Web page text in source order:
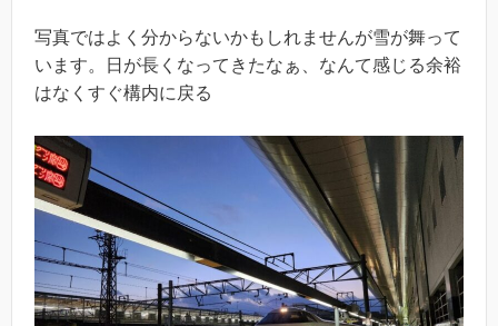
写真ではよく分からないかもしれませんが雪が舞って
います。日が長くなってきたなぁ、なんて感じる余裕
はなくすぐ構内に戻る